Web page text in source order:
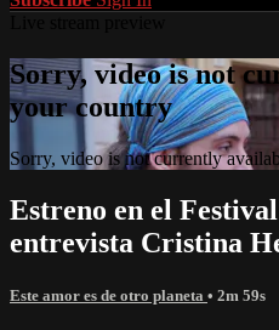
Sorry, video is not
your country
Sorry, video is not currently
Estreno en el
entrevista Cristina
Este amor es de otro planeta • 2m 59s